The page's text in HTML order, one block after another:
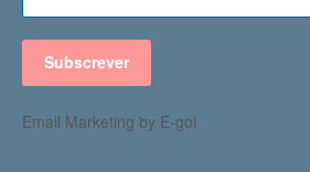
Subscrever
Email Marketing by E-goi